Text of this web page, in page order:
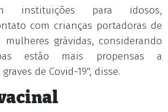
instituições para idosos,
com crianças portadoras de
mulheres grávidas, considerando
estão mais propensas a
de Covid-19", disse.